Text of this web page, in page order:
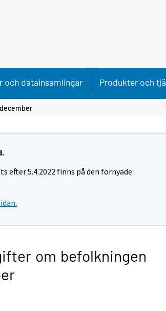
och datainsamlingar Produkter och tjä
december
efter 5.4.2022 finns på den förnyade
om befolkningen